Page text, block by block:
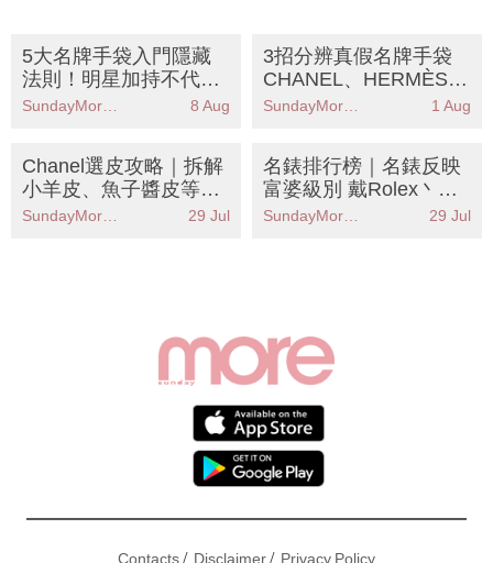
5大名牌手袋入門隱藏
法則！明星加持不代表
值得？輕鬆選出長青經
SundayMore編輯部 8 Aug
3招分辨真假名牌手袋
CHANEL、HERMÈS、
GUCCI 二手中古手袋入
SundayMore編輯部 1 Aug
Chanel選皮攻略｜拆解
小羊皮、魚子醬皮等5
大皮革優缺點 哪款最耐
29 Jul
名錶排行榜｜名錶反映
富婆級別 戴Rolex丶OM
EGA未算最有錢？
29 Jul
Contacts/ Disclaimer/ Privacy Policy